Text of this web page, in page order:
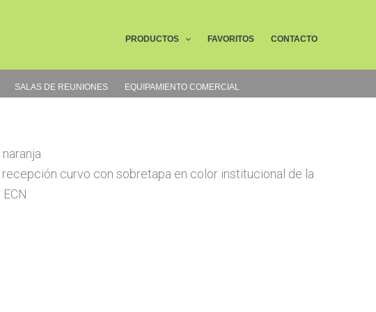
PRODUCTOS FAVORITOS CONTACTO
SALAS DE REUNIONES EQUIPAMIENTO COMERCIAL
curvo con sobretapa en color institucional de la